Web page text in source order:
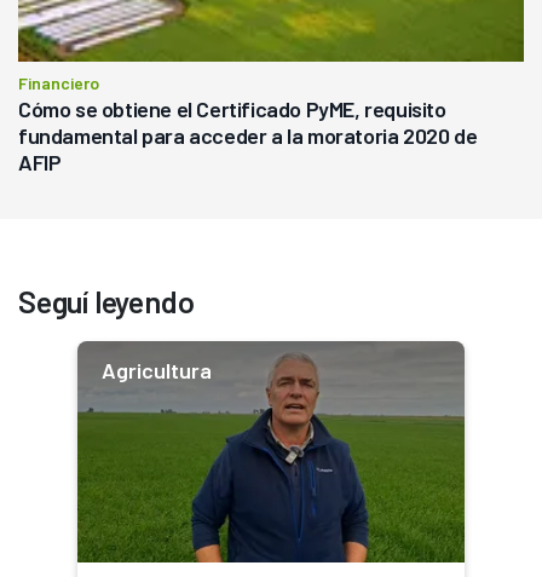
Financiero
Cómo se obtiene el Certificado PyME, requisito
fundamental para acceder a la moratoria 2020 de
AFIP
Seguí leyendo
Agricultura